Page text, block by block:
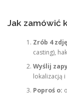
Jak zamówić
Zrób 4
casting),
Wyślij
lokalizacją
Poproś o: